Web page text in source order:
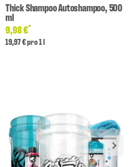
Thick Shampoo Autoshampoo, 500
ml
9,98 €*
19,97 € pro 1 l